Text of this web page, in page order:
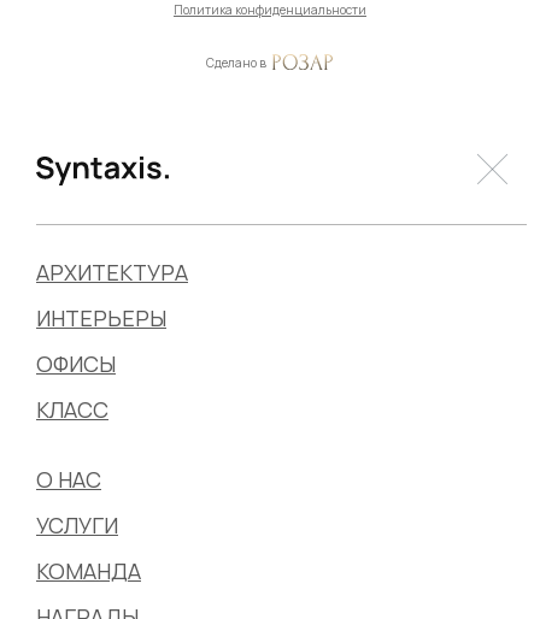
Политика конфиденциальности
Сделано в
АРХИТЕКТУРА
КОМАНДА
ИНТЕРЬЕРЫ
ОФИСЫ
КЛАСС
О НАС
УСЛУГИ